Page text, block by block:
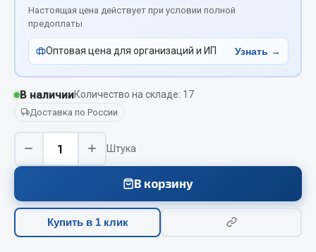
Вымпела
Показать ещё
Весь раздел
Смазочные материалы
Масла
Охладжающие жидкости
Технические жидкости
Настоящая цена действует при условии полной
предоплаты
Оптовая цена для организаций и ИП Узнать →
В наличииКоличество на складе: 17
Доставка по России
− + Штука
В корзину
Купить в 1 клик